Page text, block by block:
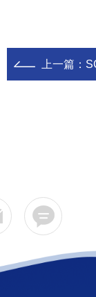
上一篇：